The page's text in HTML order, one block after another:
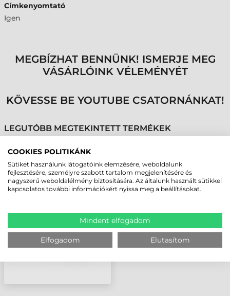
Címkenyomtató
Igen
MEGBÍZHAT BENNÜNK! ISMERJE MEG
VÁSÁRLÓINK VÉLEMÉNYÉT
KÖVESSE BE YOUTUBE CSATORNÁNKAT!
LEGUTÓBB MEGTEKINTETT TERMÉKEK
HONEYWELL INTEFÉSZ,
ETHERNET INTERFÉSZ,
10/100, I-CLASS
COOKIES POLITIKÁNK
Sütiket használunk látogatóink elemzésére, weboldalunk
fejlesztésére, személyre szabott tartalom megjelenítésére és
nagyszerű weboldalélmény biztosítására. Az általunk használt sütikkel
kapcsolatos további információkért nyissa meg a beállításokat.
Mindent elfogadom
Elfogadom Elutasítom